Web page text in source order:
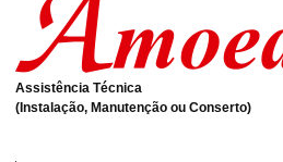
Assistência Técnica
(Instalação, Manutenção ou Conserto)